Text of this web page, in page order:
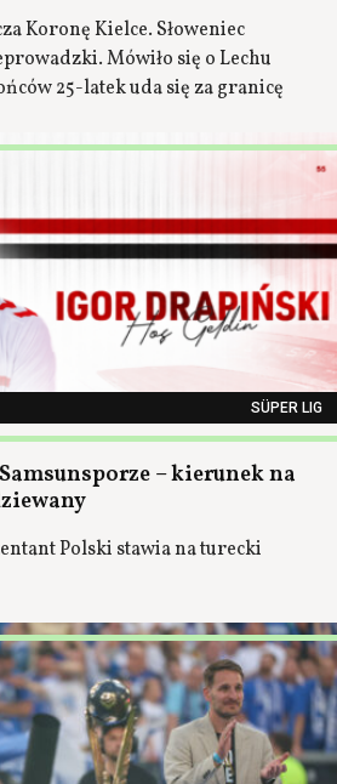
Koronę Kielce. Słoweniec
Mówiło się o Lechu
25-latek uda się za granicę
SÜPER LIG
– kierunek na
Polski stawia na turecki